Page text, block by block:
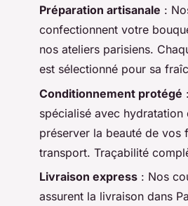
Préparation artisanale :
confectionnent votre
nos ateliers parisiens.
est sélectionné pour sa
Conditionnement protégé
spécialisé avec
préserver la beauté de vos
transport. Traçabilité
Livraison express : Nos
assurent la livraison dans